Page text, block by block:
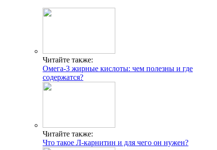
Читайте также:
Омега-3 жирные кислоты: чем полезны и где
содержатся?
Читайте также:
Что такое Л-карнитин и для чего он нужен?